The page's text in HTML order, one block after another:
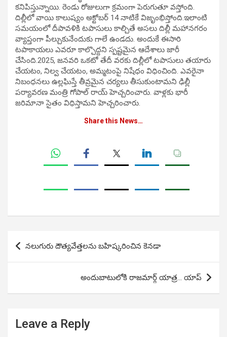
కనిపిస్తున్నాయి. రెండు రోజులుగా క్రమంగా పెరుగుతూ వస్తోంది.
దిల్లీలో వాయి కాలుష్యం అక్టోబర్ 14 నాటికే విజృంభిస్తోంది.ఇలాంటి
సమయంలో దీపావళికి టపాసులు కాల్చితే అసలు దిల్లీ మహానగరం
వ్యాప్తంగా పీల్చుకునేందుకు గాలే ఉండదు. అందుకే ఈసారి
టపాకాయలు ఎవరూ కాల్చొద్దని స్పష్టమైన ఆదేశాలు జారీ
చేసింది.2025, జనవరి ఒకటో తేదీ వరకు దిల్లీలో టపాసులు తయారు
చేయటం, నిల్వ చేయటం, అమ్మటంపై నిషేధం విధించింది. ఎవరైనా
నిబంధనలు ఉల్లఘిస్తే తీవ్రమైన చర్యలు తీసుకుంటామని ఢిల్లీ
పర్యావరణ మంత్రి గోపాల్ రాయ్ హెచ్చరించారు. వాళ్లకు భారీ
జరిమానా సైతం విధిస్తామని హెచ్చరించారు.
Share this News…
Post
navigation
నలుగురు దౌత్యవేత్తలను బహిష్కరించిన కెనడా
అందుబాటులోకి రాజమార్గ్ యాత్ర… యాప్
Leave a Reply